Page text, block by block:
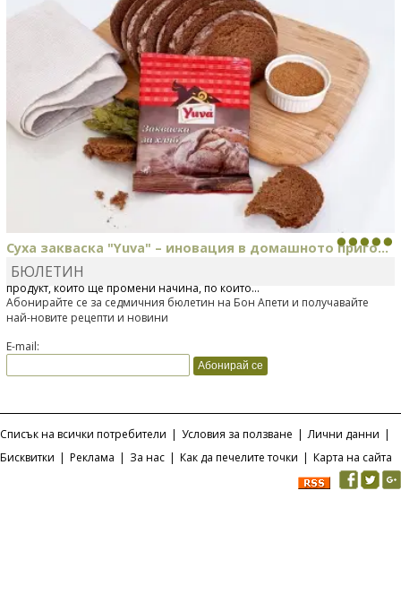
Суха закваска "Yuva" – иновация в домашното приго...
Отскоро Лесафр България стартира предлагането на изцяло нов
продукт, който ще промени начина, по който...
БЮЛЕТИН
Абонирайте се за седмичния бюлетин на Бон Апети и получавайте
най-новите рецепти и новини
E-mail:
Списък на всички потребители | Условия за ползване | Лични данни |
Бисквитки | Реклама | За нас | Как да печелите точки | Карта на сайта